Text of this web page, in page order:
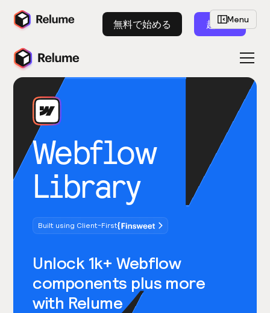
無料で始める 起動
Webflow
Library
Built using Client-First
Unlock 1k+ Webflow
components plus more
with Relume
Menu